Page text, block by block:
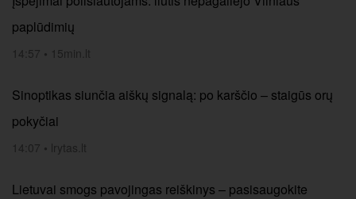
paplūdimių
14:57 • 15min.lt
Sinoptikas siunčia aiškų signalą: po karščio – staigūs orų
pokyčiai
14:07 • lrytas.lt
Lietuvai smogs pavojingas reiškinys – pasisaugokite